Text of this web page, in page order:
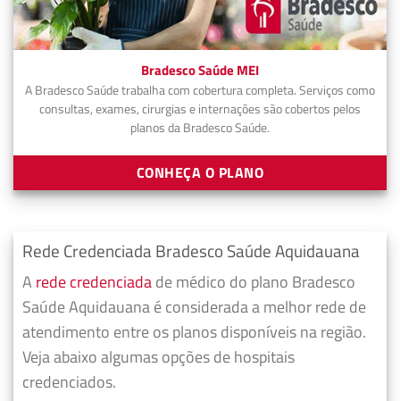
Bradesco Saúde MEI
A Bradesco Saúde trabalha com cobertura completa. Serviços como
consultas, exames, cirurgias e internações são cobertos pelos
planos da Bradesco Saúde.
CONHEÇA O PLANO
Rede Credenciada Bradesco Saúde Aquidauana
A rede credenciadade médico do plano Bradesco
Saúde Aquidauana é considerada a melhor rede de
atendimento entre os planos disponíveis na região.
Veja abaixo algumas opções de hospitais
credenciados.